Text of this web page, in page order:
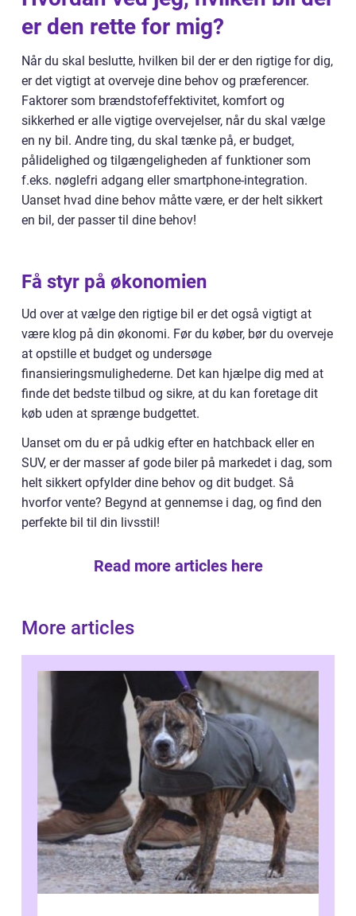
er den rette for mig?
Når du skal beslutte, hvilken bil der er den rigtige for dig,
er det vigtigt at overveje dine behov og præferencer.
Faktorer som brændstofeffektivitet, komfort og
sikkerhed er alle vigtige overvejelser, når du skal vælge
en ny bil. Andre ting, du skal tænke på, er budget,
pålidelighed og tilgængeligheden af funktioner som
f.eks. nøglefri adgang eller smartphone-integration.
Uanset hvad dine behov måtte være, er der helt sikkert
en bil, der passer til dine behov!
Få styr på økonomien
Ud over at vælge den rigtige bil er det også vigtigt at
være klog på din økonomi. Før du køber, bør du overveje
at opstille et budget og undersøge
finansieringsmulighederne. Det kan hjælpe dig med at
finde det bedste tilbud og sikre, at du kan foretage dit
køb uden at sprænge budgettet.
Uanset om du er på udkig efter en hatchback eller en
SUV, er der masser af gode biler på markedet i dag, som
helt sikkert opfylder dine behov og dit budget. Så
hvorfor vente? Begynd at gennemse i dag, og find den
perfekte bil til din livsstil!
Read more articles here
More articles